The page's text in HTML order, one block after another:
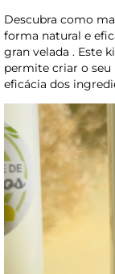
Descubra como
forma natural e
gran velada . Este
permite criar o seu
eficácia dos